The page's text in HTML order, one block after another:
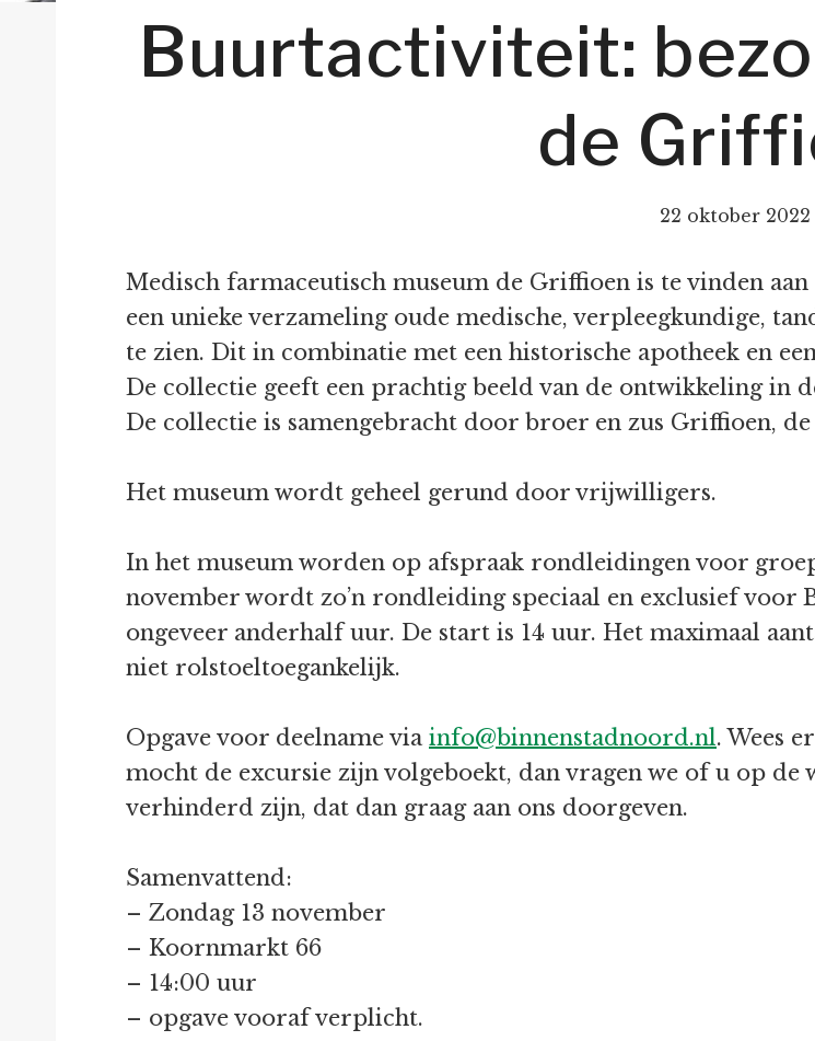
Buurtactiviteit:
de
22 oktober 2022
Medisch farmaceutisch museum de Griffioen is te vinden
een unieke verzameling oude medische, verpleegkundige,
te zien. Dit in combinatie met een historische apotheek en
De collectie geeft een prachtig beeld van de ontwikkeling in
De collectie is samengebracht door broer en zus Griffioen,
Het museum wordt geheel gerund door vrijwilligers.
In het museum worden op afspraak rondleidingen voor
november wordt zo’n rondleiding speciaal en exclusief
ongeveer anderhalf uur. De start is 14 uur. Het maximaal
niet rolstoeltoegankelijk.
Opgave voor deelname via info@binnenstadnoord.nl. Wees
mocht de excursie zijn volgeboekt, dan vragen we of u op
verhinderd zijn, dat dan graag aan ons doorgeven.
Samenvattend:
– Zondag 13 november
– Koornmarkt 66
– 14:00 uur
– opgave vooraf verplicht.